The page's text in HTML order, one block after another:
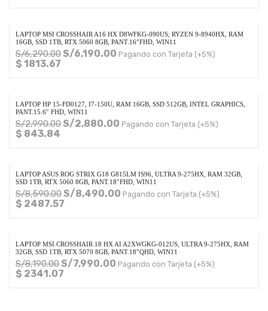
LAPTOP MSI CROSSHAIR A16 HX D8WFKG-090US, RYZEN 9-8940HX, RAM
16GB, SSD 1TB, RTX 5060 8GB, PANT.16″FHD, WIN11
S/6,290.00S/6,190.00 Pagando con Tarjeta (+5%)
$ 1813.67
LAPTOP HP 15-FD0127, I7-150U, RAM 16GB, SSD 512GB, INTEL GRAPHICS,
PANT.15.6″ FHD, WIN11
S/2,990.00S/2,880.00 Pagando con Tarjeta (+5%)
$ 843.84
LAPTOP ASUS ROG STRIX G18 G815LM IS96, ULTRA 9-275HX, RAM 32GB,
SSD 1TB, RTX 5060 8GB, PANT.18″FHD, WIN11
S/8,590.00S/8,490.00 Pagando con Tarjeta (+5%)
$ 2487.57
LAPTOP MSI CROSSHAIR 18 HX AI A2XWGKG-012US, ULTRA 9-275HX, RAM
32GB, SSD 1TB, RTX 5070 8GB, PANT.18″QHD, WIN11
S/8,190.00S/7,990.00 Pagando con Tarjeta (+5%)
$ 2341.07